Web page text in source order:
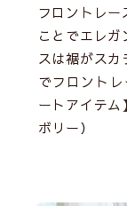
フロントレ
ことでエレ
スは裾がス
でフロント
ートアイテム】
ボリー）